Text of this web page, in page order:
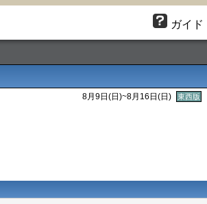
ガイド
8月9日(日 )~8月16日(日 ) 東西版